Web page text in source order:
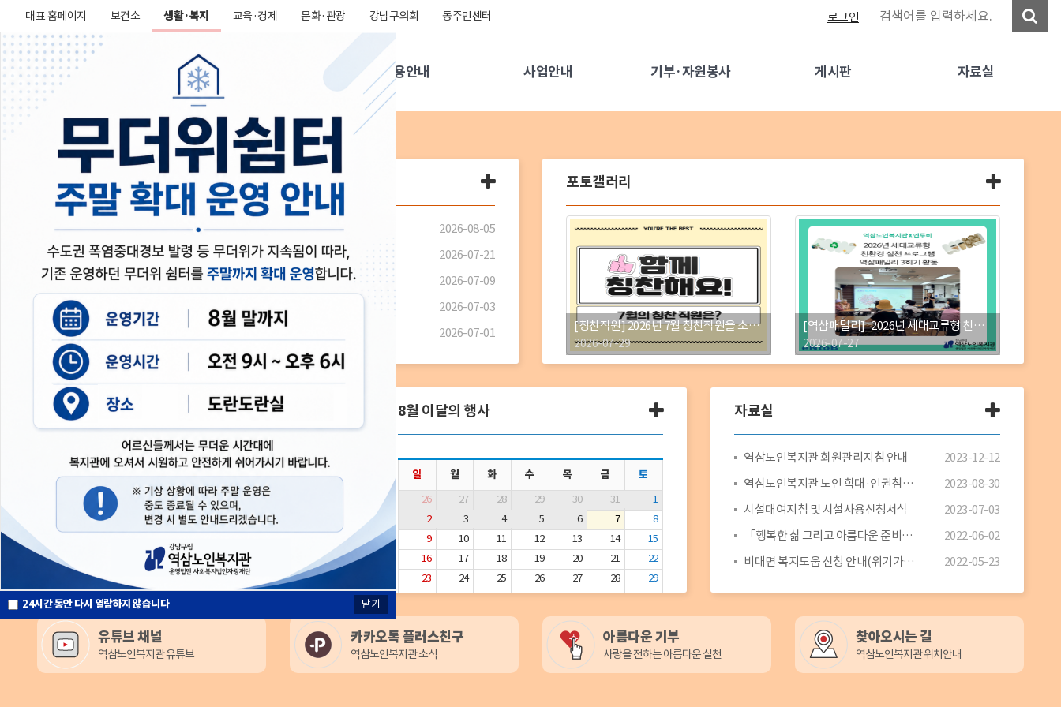
24시간 동안 다시 열람하지 않습니다 닫기
대표 홈페이지 보건소 생활·복지 교육·경제 문화·관광 강남구의회 동주민센터
이용안내 사업안내 기부·자원봉사 게시판 자료실
로그인
공지사항
2026년 7월 업무추진비 사용 내역 공개
2026-08-05
[종료] 2026년 노년사회화교육사업 생활체조 강사 채용 공고
2026-07-21
2026년 6월 업무추진비 사용 내역 공개
2026-07-09
[역삼아카데미] 2026년 하반기 프로그램 추가 추첨 결과 안내
2026-07-03
[역삼아카데미] 2026년 하반기 프로그램 선정 결과 안내
2026-07-01
공
포토갤러리
[칭찬직원] 2026년 7월 칭찬직원을 소개합니다.
2026-07-29
[역삼패밀리]_2026년 세대교류형 친환경 실천 프로그램 친환경 문화체험활동 3회기 진행
2026-07-27
포
영상자료
이음정원 | 꽃으로 시작된 동네의 작은 친구
2026-07-14
마음온(on)기록 | 삶이 노래가 되다 (Preview)
강남, 서로의 시간을 잇다
그대로 빛나는, 제11회 역삼시니어페스티벌(공연 FULL ver.)
2025-11-10
그대로 빛나는, 제11회 역삼시니어페스티벌
2025-11-10
상
료
더
8월 이달의 행사
일 월 화 수 목 금
토
26
27 28 29 30 31
1
2
3 4 5 6 7
8
9
10 11 12 13 14
15
16
17 18 19 20 21
22
23
24 25 26 27 28
29
이
자료실
역삼노인복지관 회원관리지침 안내
2023-12-12
역삼노인복지관 노인 학대·인권침해 예방 및 대응지침 안내
2023-08-30
시설대여지침 및 시설사용신청서식
2023-07-03
「행복한 삶 그리고 아름다운 준비」 웰다잉 프로그램 안내
2022-06-02
비대면 복지도움 신청 안내(위기가구 발굴·신고)
2022-05-23
자
더
유튜브 채널
역삼노인복지관 유튜브
카카오톡 플러스친구
역삼노인복지관 소식
아름다운 기부
사랑을 전하는 아름다운 실천
찾아오시는 길
역삼노인복지관 위치안내